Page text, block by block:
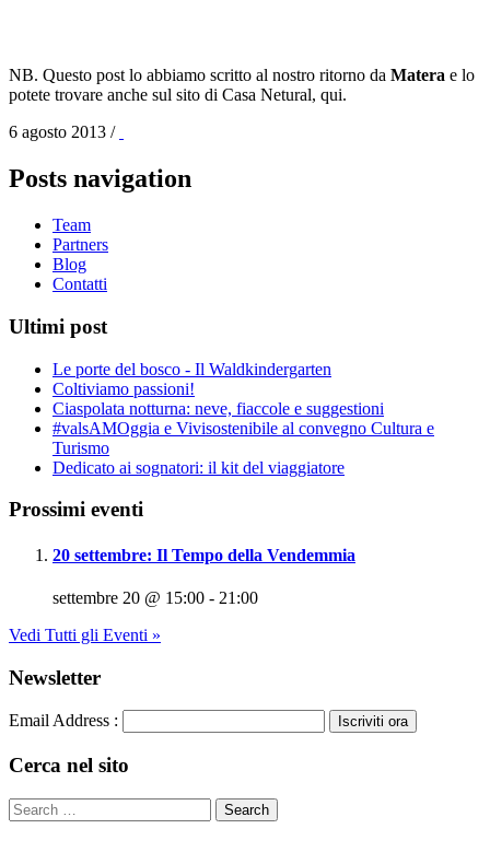
NB. Questo post lo abbiamo scritto al nostro ritorno da Matera e lo
potete trovare anche sul sito di Casa Netural, qui.
6 agosto 2013 /
Posts navigation
Team
Partners
Blog
Contatti
Ultimi post
Le porte del bosco - Il Waldkindergarten
Coltiviamo passioni!
Ciaspolata notturna: neve, fiaccole e suggestioni
#valsAMOggia e Vivisostenibile al convegno Cultura e
Turismo
Dedicato ai sognatori: il kit del viaggiatore
Prossimi eventi
20 settembre: Il Tempo della Vendemmia
settembre 20 @ 15:00 - 21:00
Vedi Tutti gli Eventi »
Newsletter
Email Address :
Cerca nel sito